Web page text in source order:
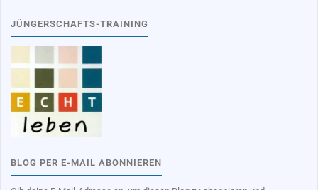
JÜNGERSCHAFTS-TRAINING
BLOG PER E-MAIL ABONNIEREN